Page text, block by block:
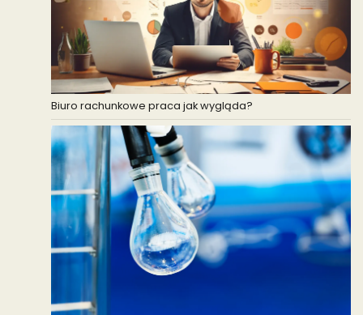
Biuro rachunkowe praca jak wygląda?